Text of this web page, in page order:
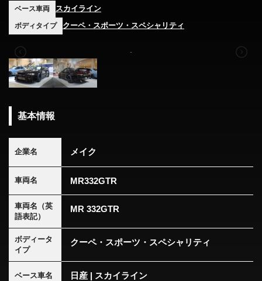
ベース車両 スカイライン
ボディタイプ クーペ・スポーツ・スペシャリティ
基本情報
企業名 メイク
車両名 MR332GTR
車両名（英
語表記）
MR 332GTR
ボディータ
イプ
クーペ・スポーツ・スペシャリティ
ベース車名 日産 | スカイライン